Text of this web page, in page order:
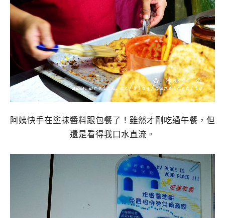
阿姨快手在塗抹醬料跟包餐了！雖然才剛吃過午餐，但
還是看得我口水直流。